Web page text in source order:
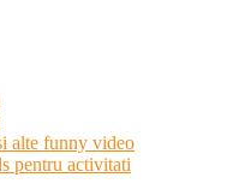
alte funny video
pentru activitati